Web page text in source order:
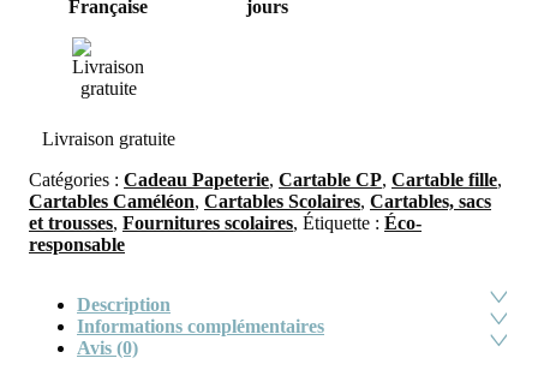
Française jours
Livraison gratuite
Catégories : Cadeau Papeterie, Cartable CP, Cartable fille,
Cartables Caméléon, Cartables Scolaires, Cartables, sacs
et trousses, Fournitures scolaires, Étiquette : Éco-
responsable
Description
Informations complémentaires
Avis (0)